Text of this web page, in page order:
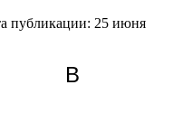
публикации: 25 июня
В